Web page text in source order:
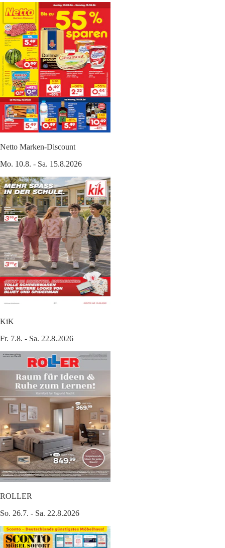
Netto Marken-Discount
Mo. 10.8. - Sa. 15.8.2026
KiK
Fr. 7.8. - Sa. 22.8.2026
ROLLER
So. 26.7. - Sa. 22.8.2026